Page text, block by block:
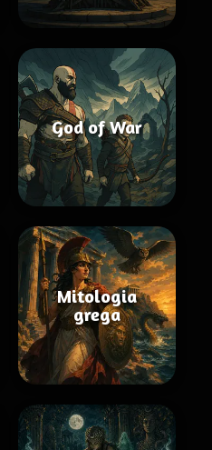
God of War
Mitologia
grega